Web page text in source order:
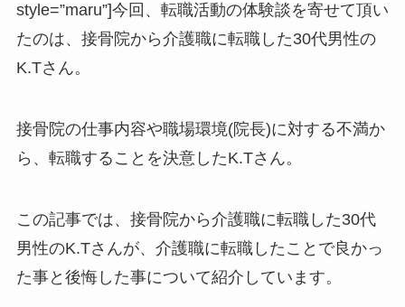
style=”maru”]今回、転職活動の体験談を寄せて頂い
たのは、接骨院から介護職に転職した30代男性の
K.Tさん。
接骨院の仕事内容や職場環境(院長)に対する不満か
ら、転職することを決意したK.Tさん。
この記事では、接骨院から介護職に転職した30代
男性のK.Tさんが、介護職に転職したことで良かっ
た事と後悔した事について紹介しています。